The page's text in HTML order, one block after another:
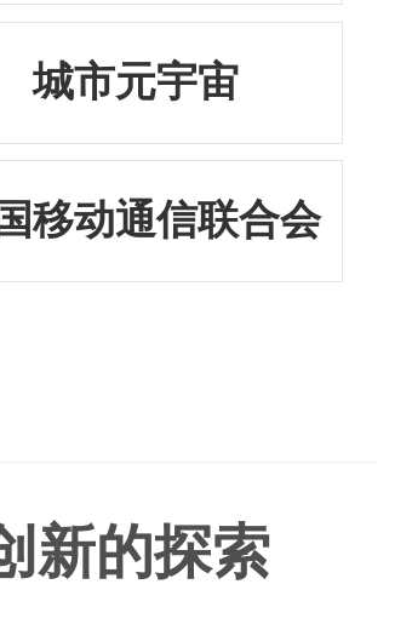
城市元宇宙
移动通信联合会
新的探索